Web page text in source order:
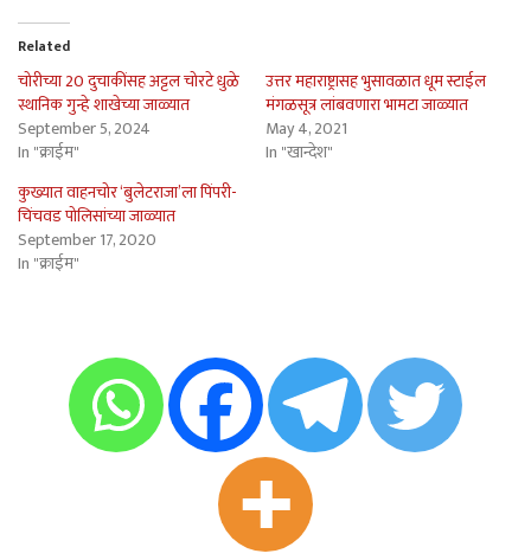
Related
चोरीच्या 20 दुचाकींसह अट्टल चोरटे धुळे
स्थानिक गुन्हे शाखेच्या जाळ्यात
September 5, 2024
In "क्राईम"
उत्तर महाराष्ट्रासह भुसावळात धूम स्टाईल
मंगळसूत्र लांबवणारा भामटा जाळ्यात
May 4, 2021
In "खान्देश"
कुख्यात वाहनचोर ‘बुलेटराजा’ला पिंपरी-
चिंचवड पोलिसांच्या जाळ्यात
September 17, 2020
In "क्राईम"